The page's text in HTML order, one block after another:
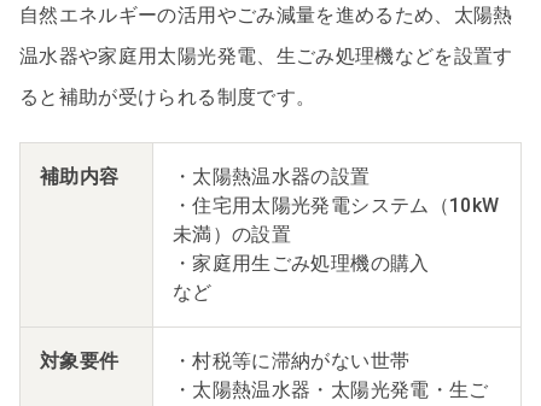
自然エネルギーの活用やごみ減量を進めるため、太陽熱
温水器や家庭用太陽光発電、生ごみ処理機などを設置す
ると補助が受けられる制度です。
補助内容
・太陽熱温水器の設置
・住宅用太陽光発電システム（10kW
未満）の設置
・家庭用生ごみ処理機の購入
など
対象要件
・村税等に滞納がない世帯
・太陽熱温水器・太陽光発電・生ご